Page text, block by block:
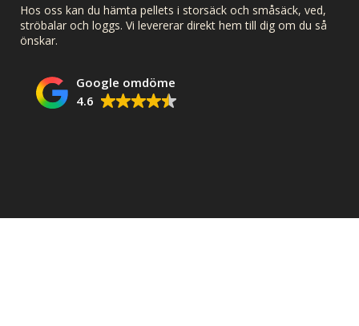
Hos oss kan du hämta pellets i storsäck och småsäck, ved,
ströbalar och loggs. Vi levererar direkt hem till dig om du så
önskar.
Google omdöme
4.6